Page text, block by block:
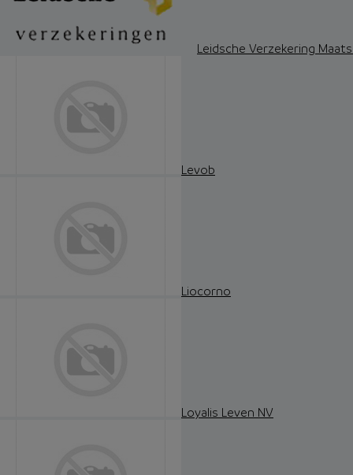
Leidsche Verzekering
Levob
Liocorno
Loyalis Leven NV